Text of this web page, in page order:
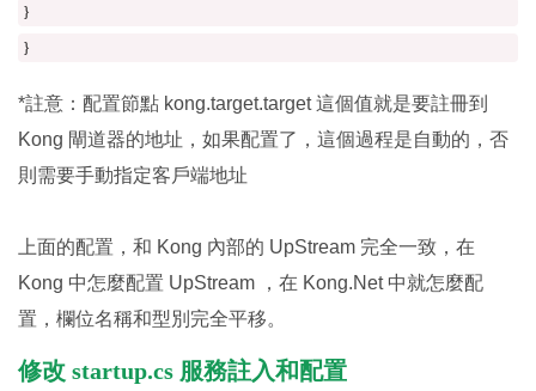
}
}
*註意：配置節點 kong.target.target 這個值就是要註冊到
Kong 閘道器的地址，如果配置了，這個過程是自動的，否
則需要手動指定客戶端地址
上面的配置，和 Kong 內部的 UpStream 完全一致，在
Kong 中怎麼配置 UpStream ，在 Kong.Net 中就怎麼配
置，欄位名稱和型別完全平移。
修改 startup.cs 服務註入和配置